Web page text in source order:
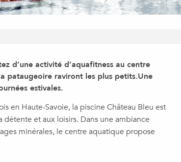
d’une activité d’aquafitness au centre
pataugeoire raviront les plus petits.Une
estivales.
en Haute-Savoie, la piscine Château Bleu est
et aux loisirs. Dans une ambiance
minérales, le centre aquatique propose